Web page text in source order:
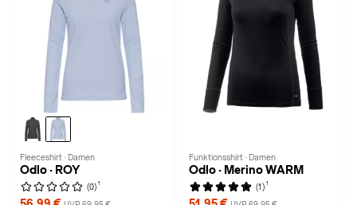
Fleeceshirt · Damen
Odlo · ROY
(0) 1
Funktionsshirt · Damen
Odlo · Merino WARM
(1) 1